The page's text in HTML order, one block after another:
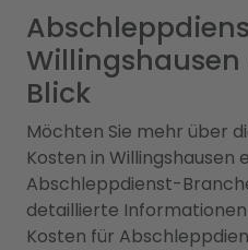
Blick
Möchten Sie mehr über
Kosten in Willingshausen
Abschleppdienst-
detaillierte Informationen
Kosten für